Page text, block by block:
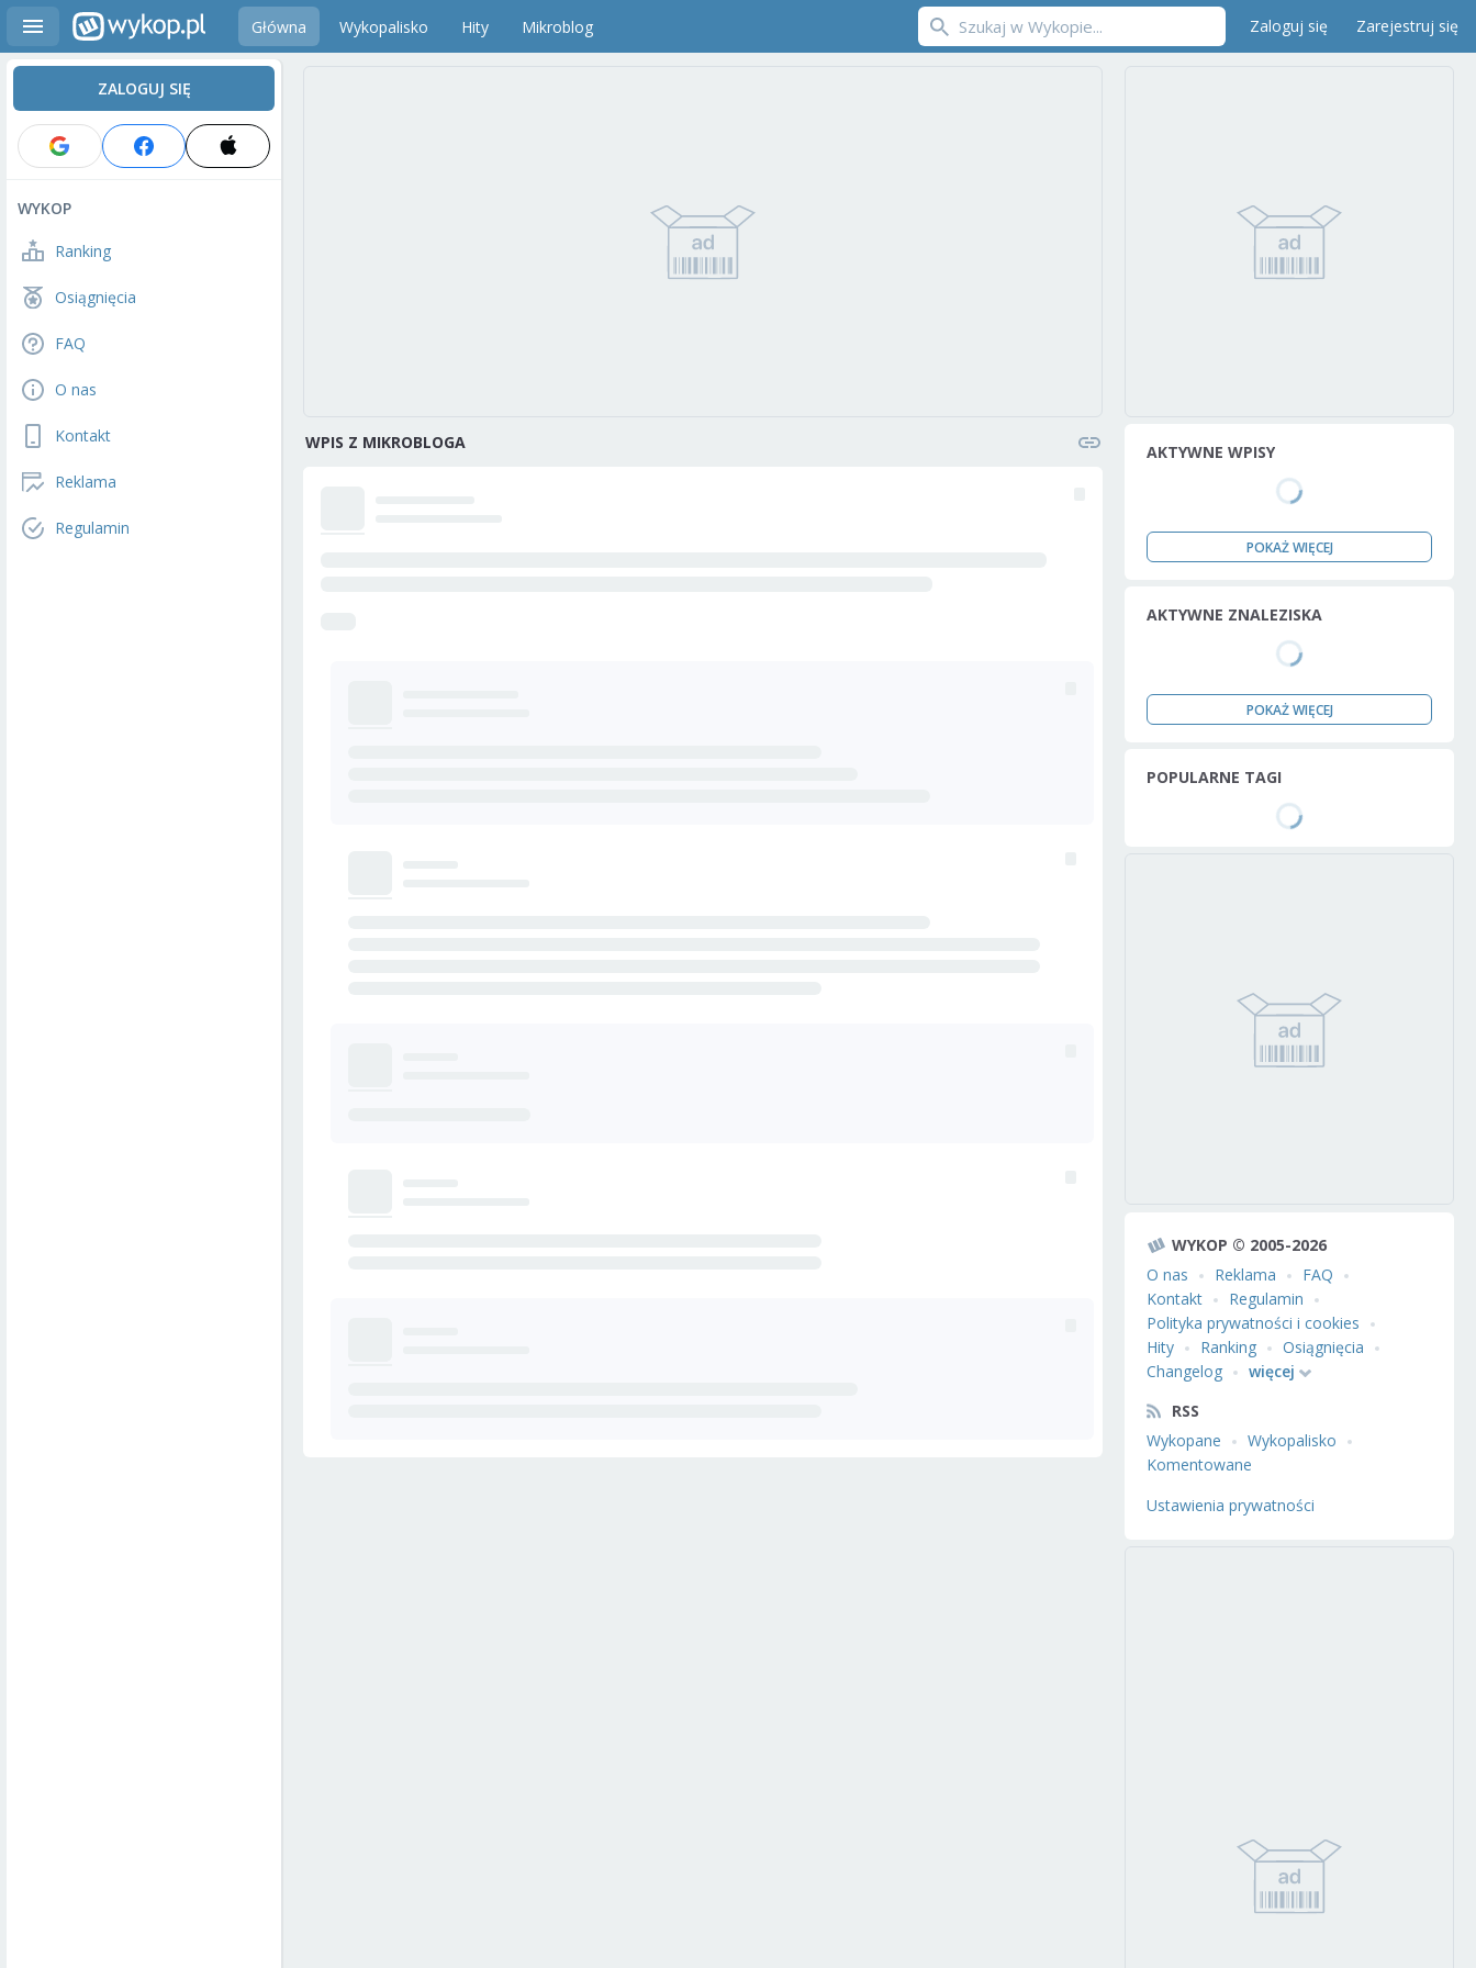
Główna Wykopalisko Hity Mikroblog Zaloguj się Zarejestruj się
ZALOGUJ SIĘ
WYKOP
Ranking
Osiągnięcia
FAQ
O nas
Kontakt
Reklama
Regulamin
WPIS Z MIKROBLOGA AKTYWNE WPISY
POKAŻ WIĘCEJ
AKTYWNE ZNALEZISKA
POKAŻ WIĘCEJ
POPULARNE TAGI
WYKOP © 2005-2026
O nas
Reklama
FAQ
Kontakt
Regulamin
Polityka prywatności i cookies
Hity
Ranking
Osiągnięcia
Changelog
więcej
RSS
Wykopane
Wykopalisko
Komentowane
Ustawienia prywatności